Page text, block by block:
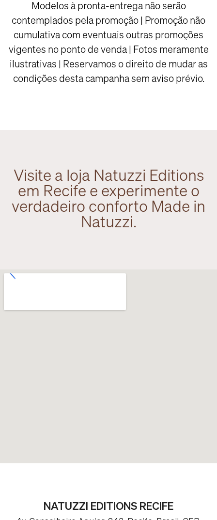
Modelos à pronta-entrega não serão
contemplados pela promoção | Promoção não
cumulativa com eventuais outras promoções
vigentes no ponto de venda | Fotos meramente
ilustrativas | Reservamos o direito de mudar as
condições desta campanha sem aviso prévio.
Visite a loja Natuzzi Editions
em Recife e experimente o
verdadeiro conforto Made in
Natuzzi.
NATUZZI EDITIONS RECIFE